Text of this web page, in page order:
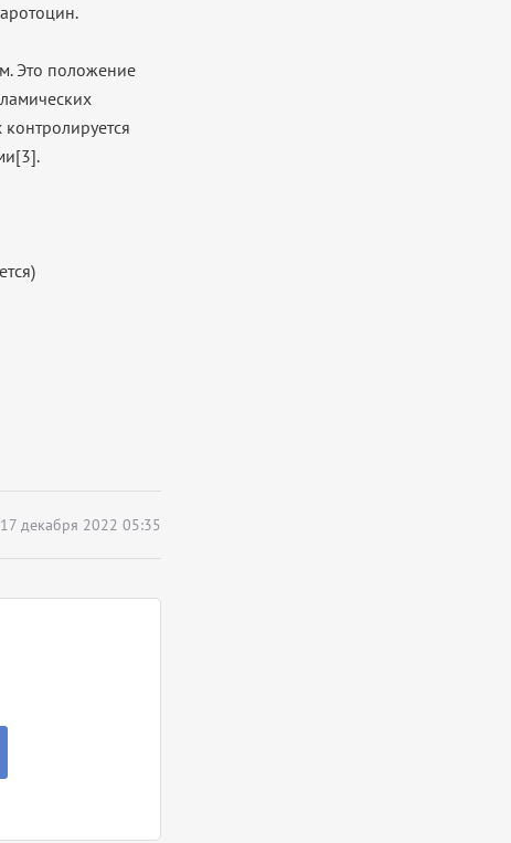
Это положение
17 декабря 2022 05:35